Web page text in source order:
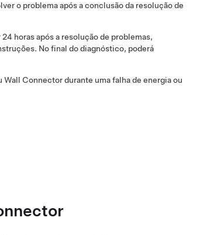
o problema após a conclusão da resolução de
horas após a resolução de problemas,
No final do diagnóstico, poderá
Connector durante uma falha de energia ou